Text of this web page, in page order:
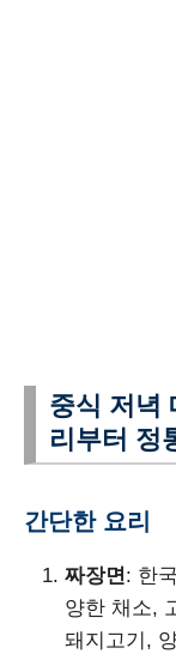
중식 저녁
리부터 정
간단한 요리
짜장면: 한
양한 채소,
돼지고기,